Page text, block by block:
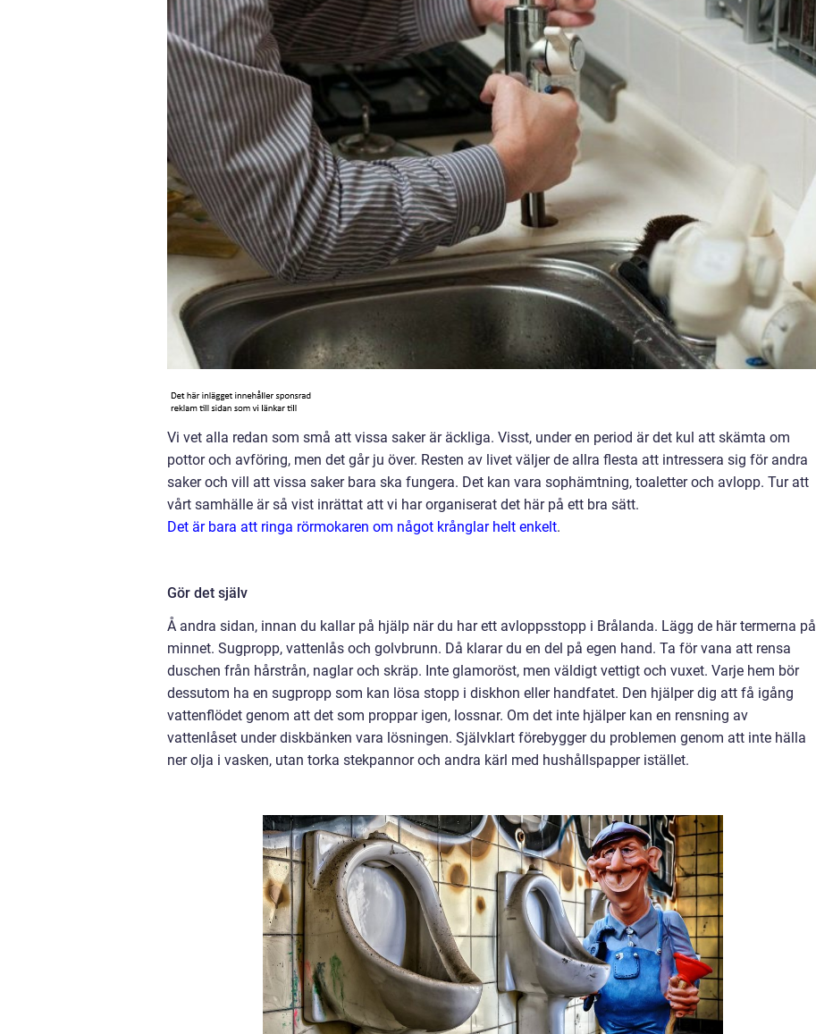
Vi vet alla redan som små att vissa saker är äckliga. Visst, under en period är det kul att skämta om
pottor och avföring, men det går ju över. Resten av livet väljer de allra flesta att intressera sig för andra
saker och vill att vissa saker bara ska fungera. Det kan vara sophämtning, toaletter och avlopp. Tur att
vårt samhälle är så vist inrättat att vi har organiserat det här på ett bra sätt.
Det är bara att ringa rörmokaren om något krånglar helt enkelt.
Gör det själv
Å andra sidan, innan du kallar på hjälp när du har ett avloppsstopp i Brålanda. Lägg de här termerna på
minnet. Sugpropp, vattenlås och golvbrunn. Då klarar du en del på egen hand. Ta för vana att rensa
duschen från hårstrån, naglar och skräp. Inte glamoröst, men väldigt vettigt och vuxet. Varje hem bör
dessutom ha en sugpropp som kan lösa stopp i diskhon eller handfatet. Den hjälper dig att få igång
vattenflödet genom att det som proppar igen, lossnar. Om det inte hjälper kan en rensning av
vattenlåset under diskbänken vara lösningen. Självklart förebygger du problemen genom att inte hälla
ner olja i vasken, utan torka stekpannor och andra kärl med hushållspapper istället.